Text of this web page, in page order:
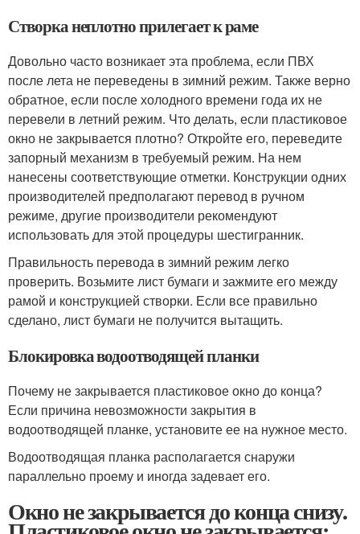
Створка неплотно прилегает к раме
Довольно часто возникает эта проблема, если ПВХ
после лета не переведены в зимний режим. Также верно
обратное, если после холодного времени года их не
перевели в летний режим. Что делать, если пластиковое
окно не закрывается плотно? Откройте его, переведите
запорный механизм в требуемый режим. На нем
нанесены соответствующие отметки. Конструкции одних
производителей предполагают перевод в ручном
режиме, другие производители рекомендуют
использовать для этой процедуры шестигранник.
Правильность перевода в зимний режим легко
проверить. Возьмите лист бумаги и зажмите его между
рамой и конструкцией створки. Если все правильно
сделано, лист бумаги не получится вытащить.
Блокировка водоотводящей планки
Почему не закрывается пластиковое окно до конца?
Если причина невозможности закрытия в
водоотводящей планке, установите ее на нужное место.
Водоотводящая планка располагается снаружи
параллельно проему и иногда задевает его.
Окно не закрывается до конца снизу.